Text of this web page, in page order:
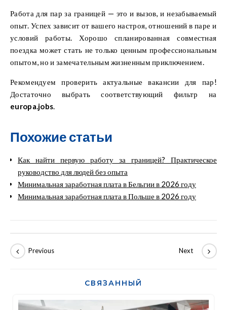
Работа для пар за границей — это и вызов, и незабываемый
опыт. Успех зависит от вашего настроя, отношений в паре и
условий работы. Хорошо спланированная совместная
поездка может стать не только ценным профессиональным
опытом, но и замечательным жизненным приключением.
Рекомендуем проверить актуальные вакансии для пар!
Достаточно выбрать соответствующий фильтр на
europa.jobs.
Похожие статьи
Как найти первую работу за границей? Практическое
руководство для людей без опыта
Минимальная заработная плата в Бельгии в 2026 году
Минимальная заработная плата в Польше в 2026 году
СВЯЗАННЫЙ